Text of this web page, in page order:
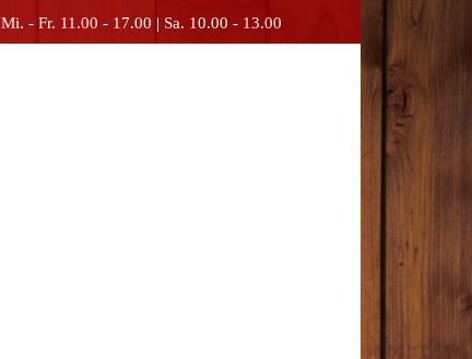
Mi. - Fr. 11.00 - 17.00 | Sa. 10.00 - 13.00